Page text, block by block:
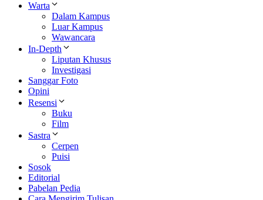
Warta
Dalam Kampus
Luar Kampus
Wawancara
In-Depth
Liputan Khusus
Investigasi
Sanggar Foto
Opini
Resensi
Buku
Film
Sastra
Cerpen
Puisi
Sosok
Editorial
Pabelan Pedia